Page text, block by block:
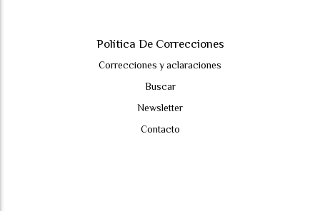
Política De Correcciones
Correcciones y aclaraciones
Buscar
Newsletter
Contacto